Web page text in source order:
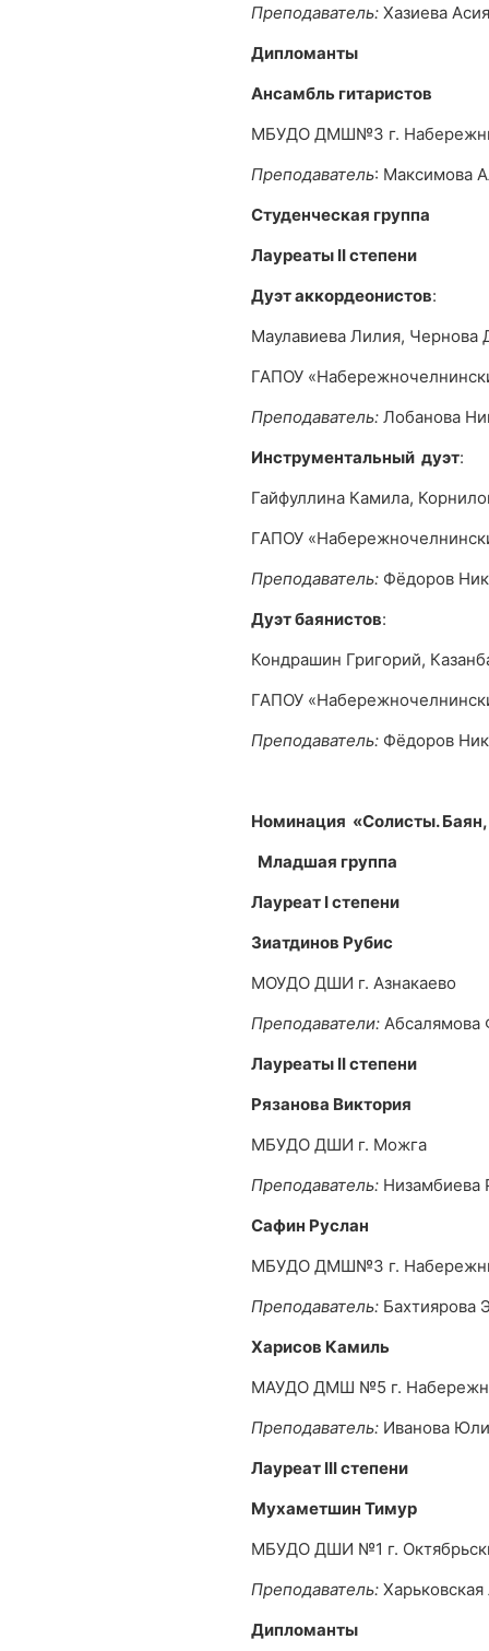
Преподаватель: Хазиева
Дипломанты
Ансамбль гитаристов
МБУДО ДМШ№3 г.
Преподаватель: Максимова
Студенческая группа
Лауреаты IIстепени
Дуэт аккордеонистов:
Маулавиева Лилия, Чернова
ГАПОУ
Преподаватель: Лобанова
Инструментальный дуэт:
Гайфуллина Камила,
ГАПОУ
Преподаватель: Фёдоров
Дуэт баянистов:
Кондрашин Григорий,
ГАПОУ
Преподаватель: Фёдоров
Номинация «Солисты.
Младшая группа
Лауреат Iстепени
Зиатдинов Рубис
МОУДО ДШИ г. Азнакаево
Преподаватели: Абсалямова
Лауреаты IIстепени
Рязанова Виктория
МБУДО ДШИ г. Можга
Преподаватель: Низамбиева
Сафин Руслан
МБУДО ДМШ№3 г.
Преподаватель: Бахтиярова
Харисов Камиль
МАУДО ДМШ №5 г.
Преподаватель: Иванова
Лауреат IIIстепени
Мухаметшин Тимур
МБУДО ДШИ №1 г.
Преподаватель:
Дипломанты